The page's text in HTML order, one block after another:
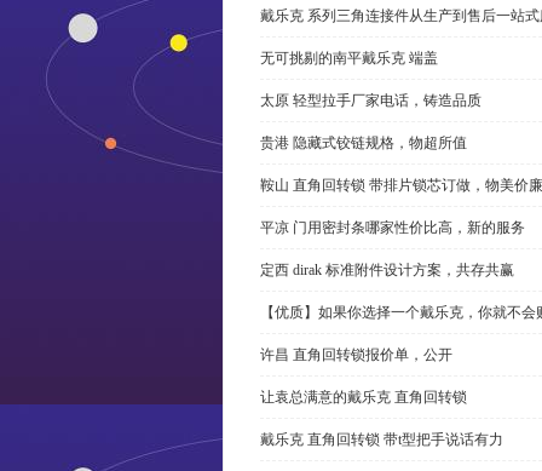
戴乐克 系列三角连接件从生产到售后一站
无可挑剔的南平戴乐克 端盖
太原 轻型拉手厂家电话，铸造品质
贵港 隐藏式铰链规格，物超所值
鞍山 直角回转锁 带排片锁芯订做，物美价廉
平凉 门用密封条哪家性价比高，新的服务
定西 dirak 标准附件设计方案，共存共赢
【优质】如果你选择一个戴乐克，你就不
许昌 直角回转锁报价单，公开
让袁总满意的戴乐克 直角回转锁
戴乐克 直角回转锁 带t型把手说话有力